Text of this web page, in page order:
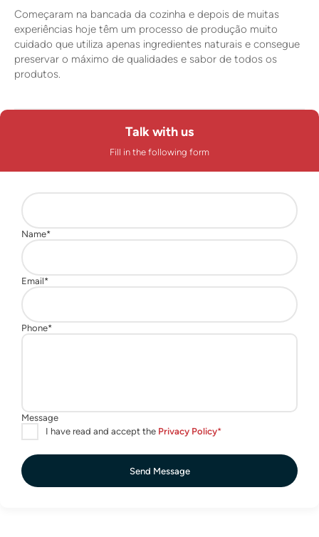
Começaram na bancada da cozinha e depois de muitas
experiências hoje têm um processo de produção muito
cuidado que utiliza apenas ingredientes naturais e consegue
preservar o máximo de qualidades e sabor de todos os
produtos.
Talk with us
Fill in the following form
Send Message